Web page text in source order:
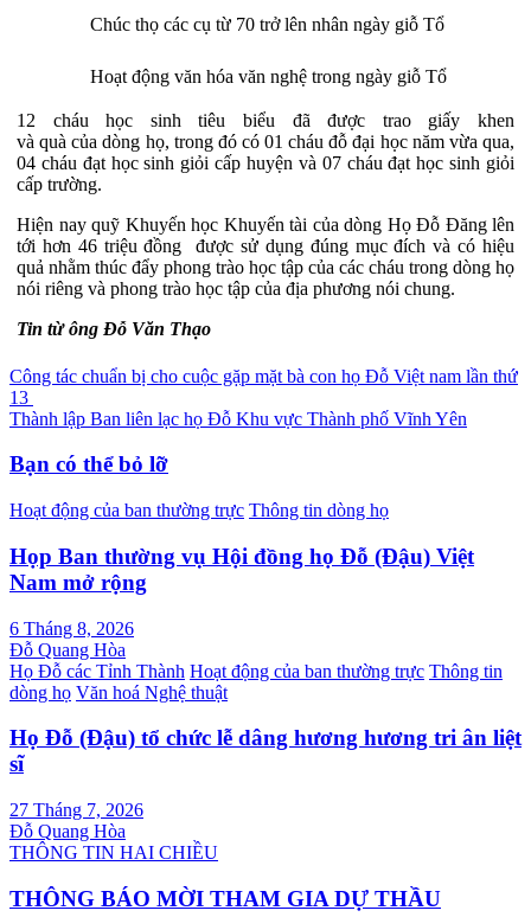
Chúc thọ các cụ từ 70 trở lên nhân ngày giỗ Tổ
Hoạt động văn hóa văn nghệ trong ngày giỗ Tổ
12 cháu học sinh tiêu biểu đã được trao giấy khen
và quà của dòng họ, trong đó có 01 cháu đỗ đại học năm vừa qua,
04 cháu đạt học sinh giỏi cấp huyện và 07 cháu đạt học sinh giỏi
cấp trường.
Hiện nay quỹ Khuyến học Khuyến tài của dòng Họ Đỗ Đăng lên
tới hơn 46 triệu đồng được sử dụng đúng mục đích và có hiệu
quả nhằm thúc đẩy phong trào học tập của các cháu trong dòng họ
nói riêng và phong trào học tập của địa phương nói chung.
Tin từ ông Đỗ Văn Thạo
Điều
hướng
viết
Công tác chuẩn bị cho cuộc gặp mặt bà con họ Đỗ Việt nam lần thứ
13
Thành lập Ban liên lạc họ Đỗ Khu vực Thành phố Vĩnh Yên
Bạn có thể bỏ lỡ
Hoạt động của ban thường trực Thông tin dòng họ
Họp Ban thường vụ Hội đồng họ Đỗ (Đậu) Việt
Nam mở rộng
6 Tháng 8, 2026
Đỗ Quang Hòa
Họ Đỗ các Tỉnh Thành Hoạt động của ban thường trực Thông tin
dòng họ Văn hoá Nghệ thuật
Họ Đỗ (Đậu) tổ chức lễ dâng hương hương tri ân liệt
sĩ
27 Tháng 7, 2026
Đỗ Quang Hòa
THÔNG TIN HAI CHIỀU
THÔNG BÁO MỜI THAM GIA DỰ THẦU